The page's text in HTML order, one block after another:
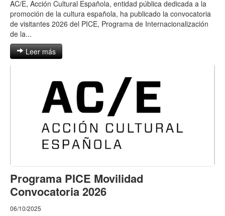
AC/E, Acción Cultural Española, entidad pública dedicada a la
promoción de la cultura española, ha publicado la convocatoria
de visitantes 2026 del PICE, Programa de Internacionalización
de la...
Leer más
Programa PICE Movilidad
Convocatoria 2026
06/10/2025